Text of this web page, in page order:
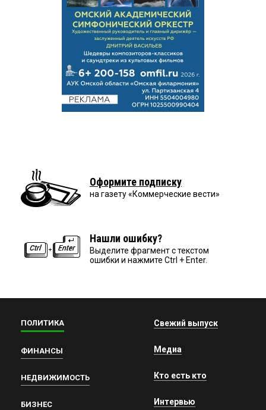
Оформите подписку
на газету «Коммерческие вести»
Нашли ошибку?
Выделите фрагмент с текстом
ошибки и нажмите Ctrl + Enter.
ПОЛИТИКА
ФИНАНСЫ
НЕДВИЖИМОСТЬ
БИЗНЕС
Свежий выпуск
Медиа
Кто есть кто
Интервью